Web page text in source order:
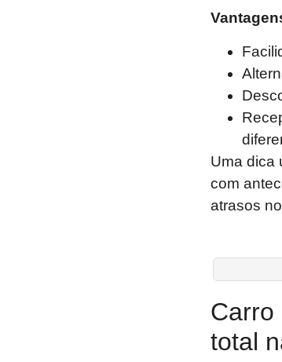
Uma dica
com
atrasos
Carro
total